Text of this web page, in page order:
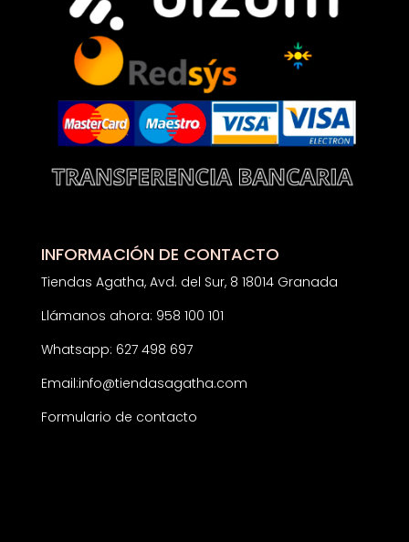
INFORMACIÓN DE CONTACTO
Tiendas Agatha, Avd. del Sur, 8 18014 Granada
Llámanos ahora: 958 100 101
Whatsapp: 627 498 697
Email:info@tiendasagatha.com
Formulario de contacto